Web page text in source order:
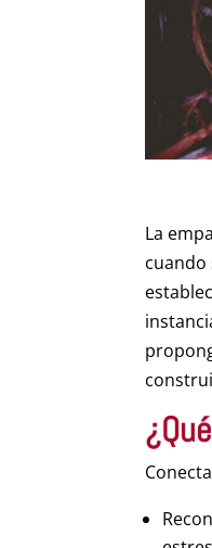
La
cuando